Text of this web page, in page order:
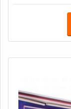
locais que não
as agências
outdoor